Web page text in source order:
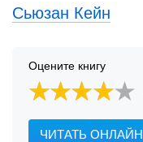
Сьюзан Кейн
Оцените книгу
ЧИТАТЬ ОНЛАЙН